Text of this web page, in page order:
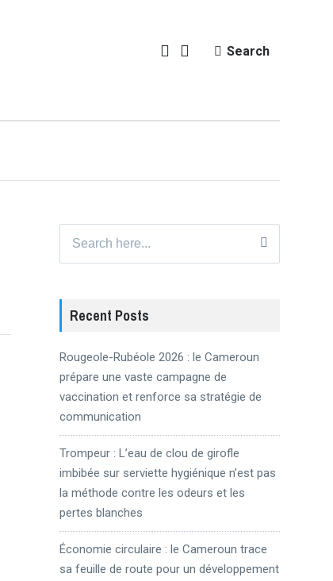
Search
for:
Recent Posts
Rougeole-Rubéole 2026 : le Cameroun
prépare une vaste campagne de
vaccination et renforce sa stratégie de
communication
Trompeur : L’eau de clou de girofle
imbibée sur serviette hygiénique n’est pas
la méthode contre les odeurs et les
pertes blanches
Économie circulaire : le Cameroun trace
sa feuille de route pour un développement